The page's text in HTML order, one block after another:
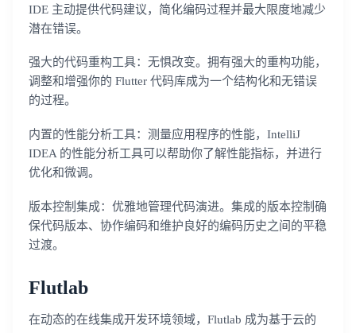
IDE 主动提供代码建议，简化编码过程并最大限度地减少
潜在错误。
强大的代码重构工具：无惧改变。拥有强大的重构功能，
调整和增强你的 Flutter 代码库成为一个结构化和无错误
的过程。
内置的性能分析工具：测量应用程序的性能，IntelliJ
IDEA 的性能分析工具可以帮助你了解性能指标，并进行
优化和微调。
版本控制集成：优雅地管理代码演进。集成的版本控制确
保代码版本、协作编码和维护良好的编码历史之间的平稳
过渡。
Flutlab
在动态的在线集成开发环境领域，Flutlab 成为基于云的